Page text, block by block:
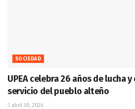
SOCIEDAD
UPEA celebra 26 años de lucha
servicio del pueblo alteño
abril 30, 2026